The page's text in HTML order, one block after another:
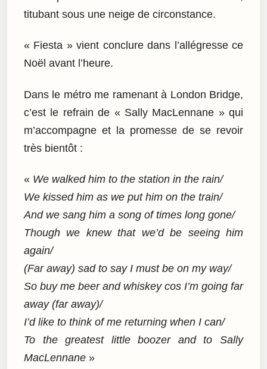
titubant sous une neige de circonstance.
« Fiesta » vient conclure dans l’allégresse ce
Noël avant l’heure.
Dans le métro me ramenant à London Bridge,
c’est le refrain de « Sally MacLennane » qui
m’accompagne et la promesse de se revoir
très bientôt :
« We walked him to the station in the rain/
We kissed him as we put him on the train/
And we sang him a song of times long gone/
Though we knew that we’d be seeing him
again/
(Far away) sad to say I must be on my way/
So buy me beer and whiskey cos I’m going far
away (far away)/
I’d like to think of me returning when I can/
To the greatest little boozer and to Sally
MacLennane »